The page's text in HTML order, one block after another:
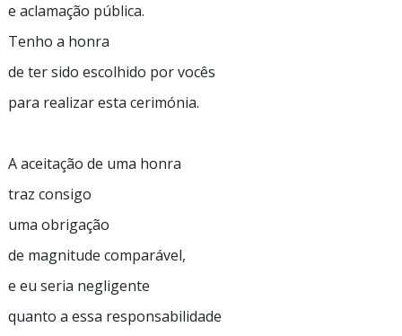
e aclamação pública.
Tenho a honra
de ter sido escolhido por vocês
para realizar esta cerimónia.
A aceitação de uma honra
traz consigo
uma obrigação
de magnitude comparável,
e eu seria negligente
quanto a essa responsabilidade